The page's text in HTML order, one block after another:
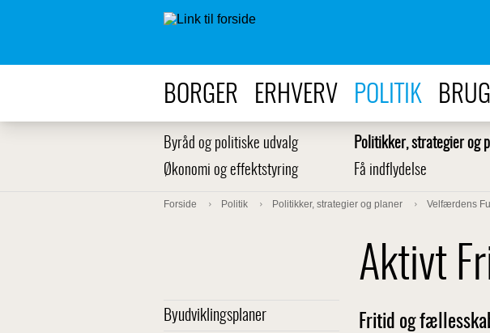
BORGER ERHVERV POLITIK
Byråd og politiske udvalg Politikker, strategier og
Økonomi og effektstyring
Få indflydelse
Forside Politik Politikker, strategier og planer Velfærdens
Byudviklingsplaner
Aktivt
Fritid og